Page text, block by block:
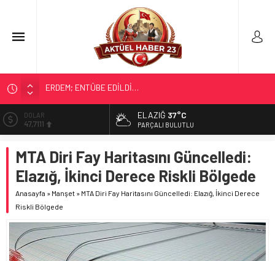
ELAZIĞ’DA TEFECİLİK OPERASYONU
YRP’DEN, KARAYOLCULARA TEŞEKKÜR
TÜRK OĞUZ BOYLARI
ERDEM; ENTÜBE EDİLDİ…
EURO
55,1881
6.660,55
BİST
13.779,39
DOLAR
ELAZIĞ 37°C
PARÇALI BULUTLU
MTA Diri Fay Haritasını Güncelledi:
Elazığ, İkinci Derece Riskli Bölgede
Anasayfa » Manşet » MTA Diri Fay Haritasını Güncelledi: Elazığ, İkinci Derece
Riskli Bölgede